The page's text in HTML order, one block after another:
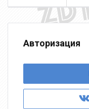
Авторизация